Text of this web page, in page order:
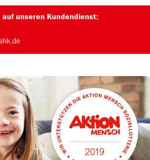
auf unseren Kundendienst: